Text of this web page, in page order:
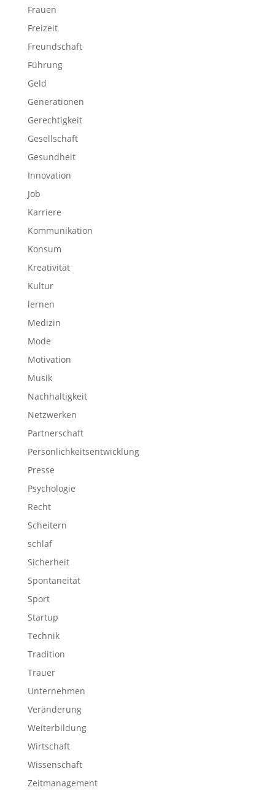
Frauen
Freizeit
Freundschaft
Führung
Geld
Generationen
Gerechtigkeit
Gesellschaft
Gesundheit
Innovation
Job
Karriere
Kommunikation
Konsum
Kreativität
Kultur
lernen
Medizin
Mode
Motivation
Musik
Nachhaltigkeit
Netzwerken
Partnerschaft
Persönlichkeitsentwicklung
Presse
Psychologie
Recht
Scheitern
schlaf
Sicherheit
Spontaneität
Sport
Startup
Technik
Tradition
Trauer
Unternehmen
Veränderung
Weiterbildung
Wirtschaft
Wissenschaft
Zeitmanagement